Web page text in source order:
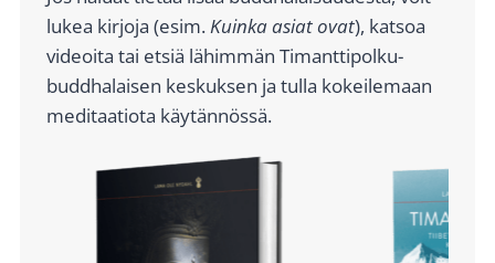
lukea kirjoja (esim.Kuinka asiat ovat), katsoa
videoita tai etsiä lähimmän Timanttipolku-
buddhalaisen keskuksen ja tulla kokeilemaan
meditaatiota käytännössä.